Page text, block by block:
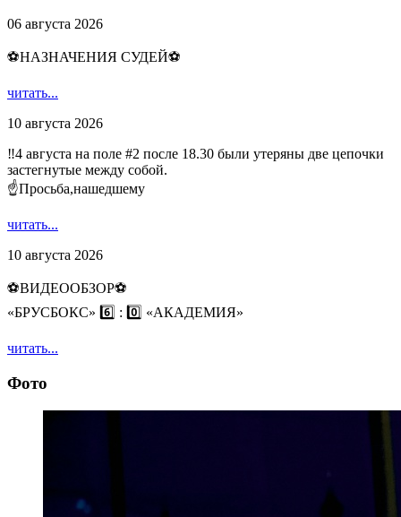
06 августа 2026
⚽НАЗНАЧЕНИЯ СУДЕЙ⚽
читать...
10 августа 2026
‼4 августа на поле #2 после 18.30 были утеряны две цепочки
застегнутые между собой.
☝Просьба,нашедшему
читать...
10 августа 2026
⚽️ВИДЕООБЗОР⚽️
«БРУСБОКС» 6️⃣ : 0️⃣ «АКАДЕМИЯ»
читать...
Фото